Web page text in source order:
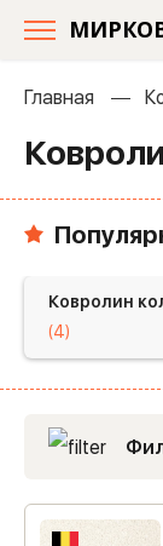
Главная
Ковролин
(4)